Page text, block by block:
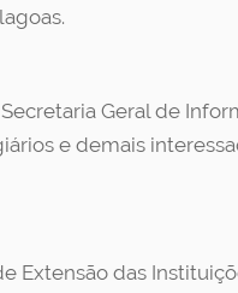
Geral de
e demais
Extensão das